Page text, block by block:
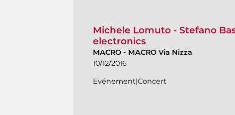
Michele Lomuto - Stefano
electronics
MACRO - MACRO Via Nizza
10/12/2016
Evénement|Concert